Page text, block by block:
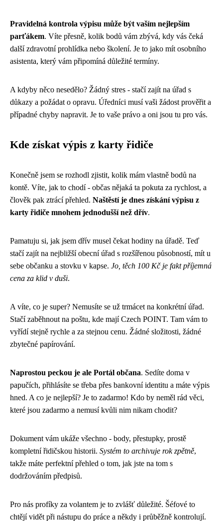
Pravidelná kontrola výpisu může být vaším nejlepším
parťákem. Víte přesně, kolik bodů vám zbývá, kdy vás čeká
další zdravotní prohlídka nebo školení. Je to jako mít osobního
asistenta, který vám připomíná důležité termíny.
A kdyby něco nesedělo? Žádný stres - stačí zajít na úřad s
důkazy a požádat o opravu. Úředníci musí vaši žádost prověřit a
případné chyby napravit. Je to vaše právo a oni jsou tu pro vás.
Kde získat výpis z karty řidiče
Konečně jsem se rozhodl zjistit, kolik mám vlastně bodů na
kontě. Víte, jak to chodí - občas nějaká ta pokuta za rychlost, a
člověk pak ztrácí přehled. Naštěstí je dnes získání výpisu z
karty řidiče mnohem jednodušší než dřív.
Pamatuju si, jak jsem dřív musel čekat hodiny na úřadě. Teď
stačí zajít na nejbližší obecní úřad s rozšířenou působností, mít u
sebe občanku a stovku v kapse. Jo, těch 100 Kč je fakt příjemná
cena za klid v duši.
A víte, co je super? Nemusíte se už trmácet na konkrétní úřad.
Stačí zaběhnout na poštu, kde mají Czech POINT. Tam vám to
vyřídí stejně rychle a za stejnou cenu. Žádné složitosti, žádné
zbytečné papírování.
Naprostou peckou je ale Portál občana. Sedíte doma v
papučích, přihlásíte se třeba přes bankovní identitu a máte výpis
hned. A co je nejlepší? Je to zadarmo! Kdo by neměl rád věci,
které jsou zadarmo a nemusí kvůli nim nikam chodit?
Dokument vám ukáže všechno - body, přestupky, prostě
kompletní řidičskou historii. Systém to archivuje rok zpětně,
takže máte perfektní přehled o tom, jak jste na tom s
dodržováním předpisů.
Pro nás profíky za volantem je to zvlášť důležité. Šéfové to
chtějí vidět při nástupu do práce a někdy i průběžně kontrolují.